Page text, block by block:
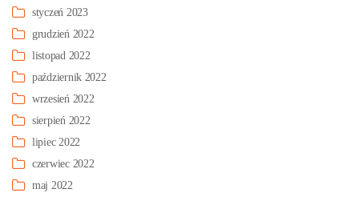
styczeń 2023
grudzień 2022
listopad 2022
październik 2022
wrzesień 2022
sierpień 2022
lipiec 2022
czerwiec 2022
maj 2022